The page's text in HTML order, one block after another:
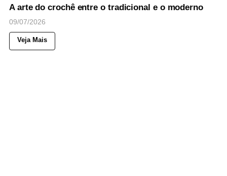
A arte do crochê entre o tradicional e o moderno
09/07/2026
Veja Mais